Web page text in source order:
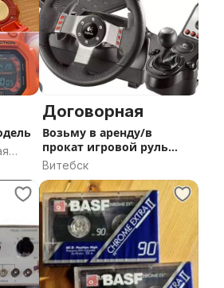
Договорная
Возьму в аренду/в
прокат игровой руль
Rental
Витебск